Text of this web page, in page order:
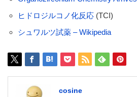
ヒドロジルコノ化反応(TCI)
シュワルツ試薬 – Wikipedia
cosine